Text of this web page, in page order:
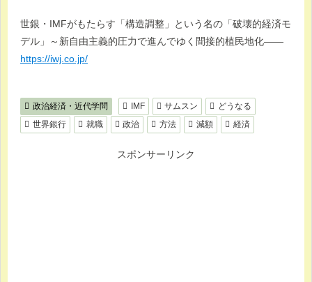
世銀・IMFがもたらす「構造調整」という名の「破壊的経済モ
デル」～新自由主義的圧力で進んでゆく間接的植民地化――
https://iwj.co.jp/
政治経済・近代学問 IMF サムスン
どうなる
世界銀行
就職 政治 方法 減額 経済
スポンサーリンク